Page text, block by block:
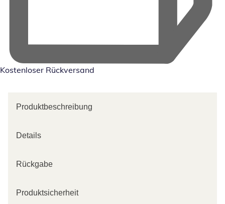
Kostenloser Rückversand
Produktbeschreibung
Details
Rückgabe
Produktsicherheit